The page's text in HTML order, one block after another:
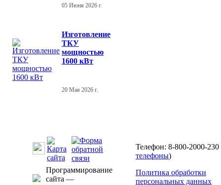
05 Июня 2026 г.
Изготовление
ТКУ
мощностью
1600 кВт
20 Мая 2026 г.
Программирование
сайта —
Телефон: 8-800-2000-230
телефоны)
Политика обработки
персональных данных